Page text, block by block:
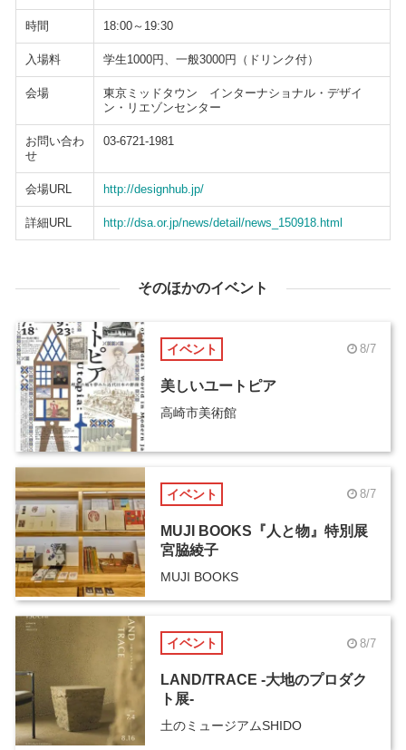
時間 18:00～19:30
入場料 学生1000円、一般3000円（ドリンク付）
会場
東京ミッドタウン インターナショナル・デザイ
ン・リエゾンセンター
お問い合わ
せ
03-6721-1981
会場URL http://designhub.jp/
詳細URL http://dsa.or.jp/news/detail/news_150918.html
そのほかのイベント
イベント 8/7
美しいユートピア
高崎市美術館
イベント 8/7
MUJI BOOKS『人と物』特別展
宮脇綾子
MUJI BOOKS
イベント 8/7
LAND/TRACE -大地のプロダク
ト展-
土のミュージアムSHIDO